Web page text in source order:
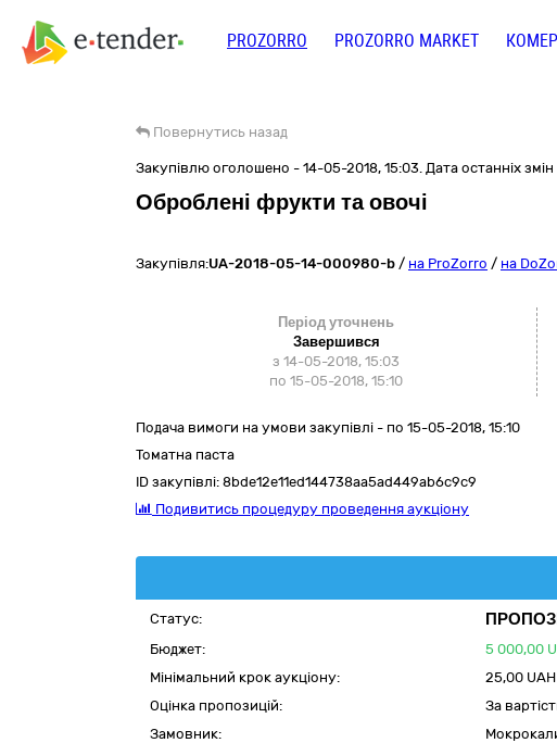
PROZORRO PROZORRO MARKET
Повернутись назад
Закупівлю оголошено - 14-05-2018, 15:03. Дата останніх
Оброблені фрукти та овочі
Закупівля:UA-2018-05-14-000980-b / на ProZorro / на
Період уточнень
Завершився
з 14-05-2018, 15:03
по 15-05-2018, 15:10
Подача вимоги на умови закупівлі - по 15-05-2018, 15:10
Томатна паста
ID закупівлі: 8bde12e11ed144738aa5ad449ab6c9c9
Подивитись процедуру проведення аукціону
Статус:
Бюджет: 5 000,00
Мінімальний крок аукціону:
25,00 UAH
Оцінка пропозицій:
За
Замовник: